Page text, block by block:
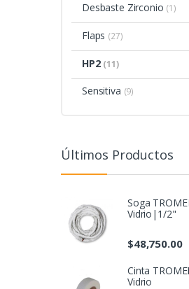
Desbaste Zirconio (1)
Flaps (27)
HP2 (11)
Sensitiva (9)
Últimos Productos
Soga
Vidrio|1/2"
$48,750.00
Cinta
Vidrio